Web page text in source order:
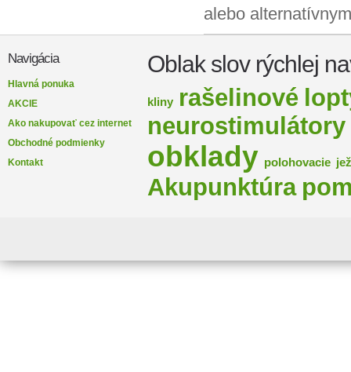
alebo
Navigácia
Hlavná ponuka
AKCIE
Ako nakupovať cez internet
Obchodné podmienky
Kontakt
Oblak slov rýchlej
kliny rašelinové
neurostimulátory
obklady polohovacie
Akupunktúra